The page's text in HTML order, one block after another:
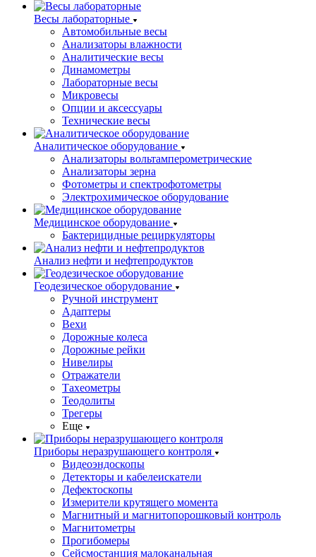
Весы лабораторные
Автомобильные весы
Анализаторы влажности
Аналитические весы
Динамометры
Лабораторные весы
Микровесы
Опции и аксессуары
Технические весы
Аналитическое оборудование
Анализаторы вольтамперометрические
Анализаторы зерна
Фотометры и спектрофотометры
Электрохимическое оборудование
Медицинское оборудование
Бактерицидные рециркуляторы
Анализ нефти и нефтепродуктов
Геодезическое оборудование
Ручной инструмент
Адаптеры
Вехи
Дорожные колеса
Дорожные рейки
Нивелиры
Отражатели
Тахеометры
Теодолиты
Трегеры
Еще
Приборы неразрушающего контроля
Видеоэндоскопы
Детекторы и кабелеискатели
Дефектоскопы
Измерители крутящего момента
Магнитный и магнитопорошковый контроль
Магнитометры
Прогибомеры
Сейсмостанция малоканальная